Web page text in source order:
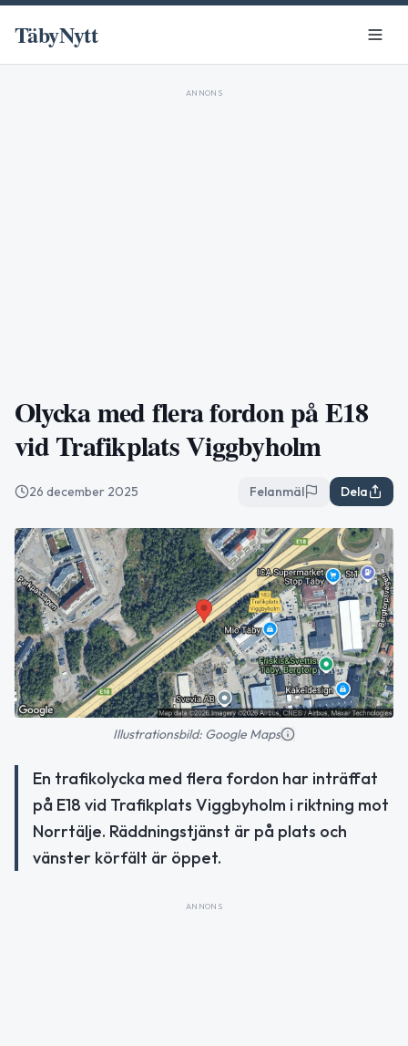
TäbyNytt
ANNONS
Olycka med flera fordon på E18
vid Trafikplats Viggbyholm
26 december 2025 Felanmäl Dela
Illustrationsbild: Google Maps
En trafikolycka med flera fordon har inträffat
på E18 vid Trafikplats Viggbyholm i riktning mot
Norrtälje. Räddningstjänst är på plats och
vänster körfält är öppet.
ANNONS